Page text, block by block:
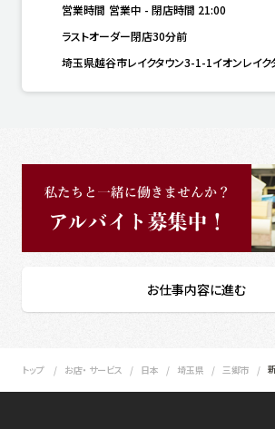
営業時間 営業中 - 閉店時間 21:00
ラストオーダー閉店30分前
埼玉県越谷市レイクタウン3-1-1イオンレイ
お仕事内容に進む
トップ お店・ サービス 日本 埼玉県 三郷市